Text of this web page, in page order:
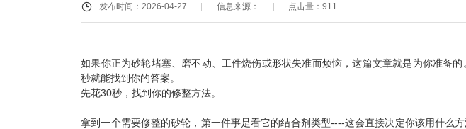
发布时间：2026-04-27 信息来源： 点击量：911
如果你正为砂轮堵塞、磨不动、工件烧伤或形状失准而烦恼，这篇文章就是为你准备
秒就能找到你的答案。
先花30秒，找到你的修整方法。
拿到一个需要修整的砂轮，第一件事是看它的结合剂类型----这会直接决定你该用什么